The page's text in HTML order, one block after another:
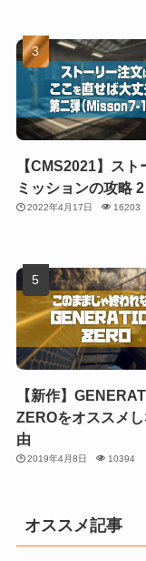
【CMS2021】スト
ミッションの攻略 2
2022年4月17日 16203
【新作】
ZEROをオススメ
由
2019年4月8日 10394
オススメ記事